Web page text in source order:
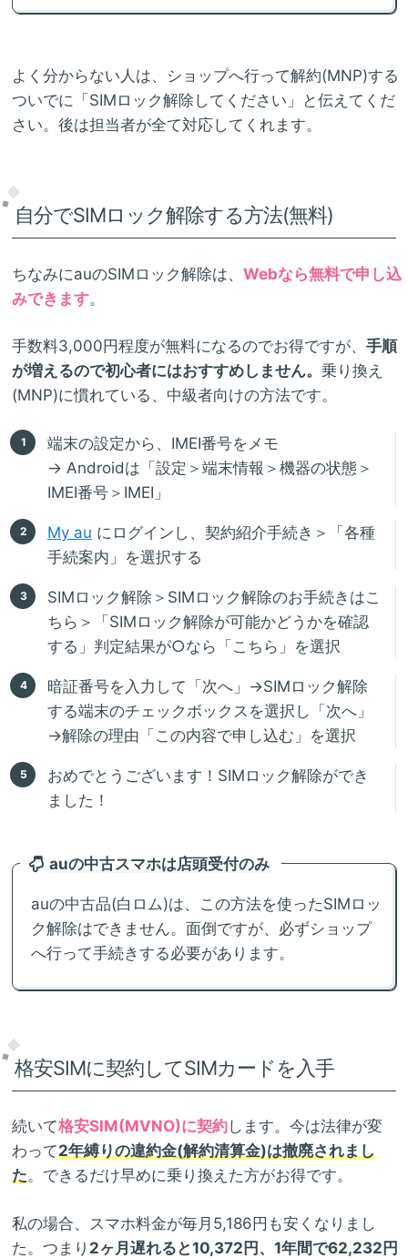
よく分からない人は、ショップへ行って解約(MNP)する
ついでに「SIMロック解除してください」と伝えてくだ
さい。後は担当者が全て対応してくれます。
自分でSIMロック解除する方法(無料)
ちなみにauのSIMロック解除は、 Webなら無料で申し込
みできます。
手数料3,000円程度が無料になるのでお得ですが、 手順
が増えるので初心者にはおすすめしません。 乗り換え
(MNP)に慣れている、中級者向けの方法です。
端末の設定から、IMEI番号をメモ
→ Androidは「設定＞端末情報＞機器の状態＞
IMEI番号＞IMEI」
My au にログインし、契約紹介手続き＞「各種
手続案内」を選択する
SIMロック解除＞SIMロック解除のお手続きはこ
ちら＞「SIMロック解除が可能かどうかを確認
する」判定結果が○なら「こちら」を選択
暗証番号を入力して「次へ」→SIMロック解除
する端末のチェックボックスを選択し「次へ」
→解除の理由「この内容で申し込む」を選択
おめでとうございます！SIMロック解除ができ
ました！
auの中古スマホは店頭受付のみ
auの中古品(白ロム)は、この方法を使ったSIMロッ
ク解除はできません。面倒ですが、必ずショップ
へ行って手続きする必要があります。
格安SIMに契約してSIMカードを入手
続いて格安SIM(MVNO)に契約します。今は法律が変
わって2年縛りの違約金(解約清算金)は撤廃されまし
た。できるだけ早めに乗り換えた方がお得です。
私の場合、スマホ料金が毎月5,186円も安くなりまし
た。つまり 2ヶ月遅れると10,372円、1年間で62,232円